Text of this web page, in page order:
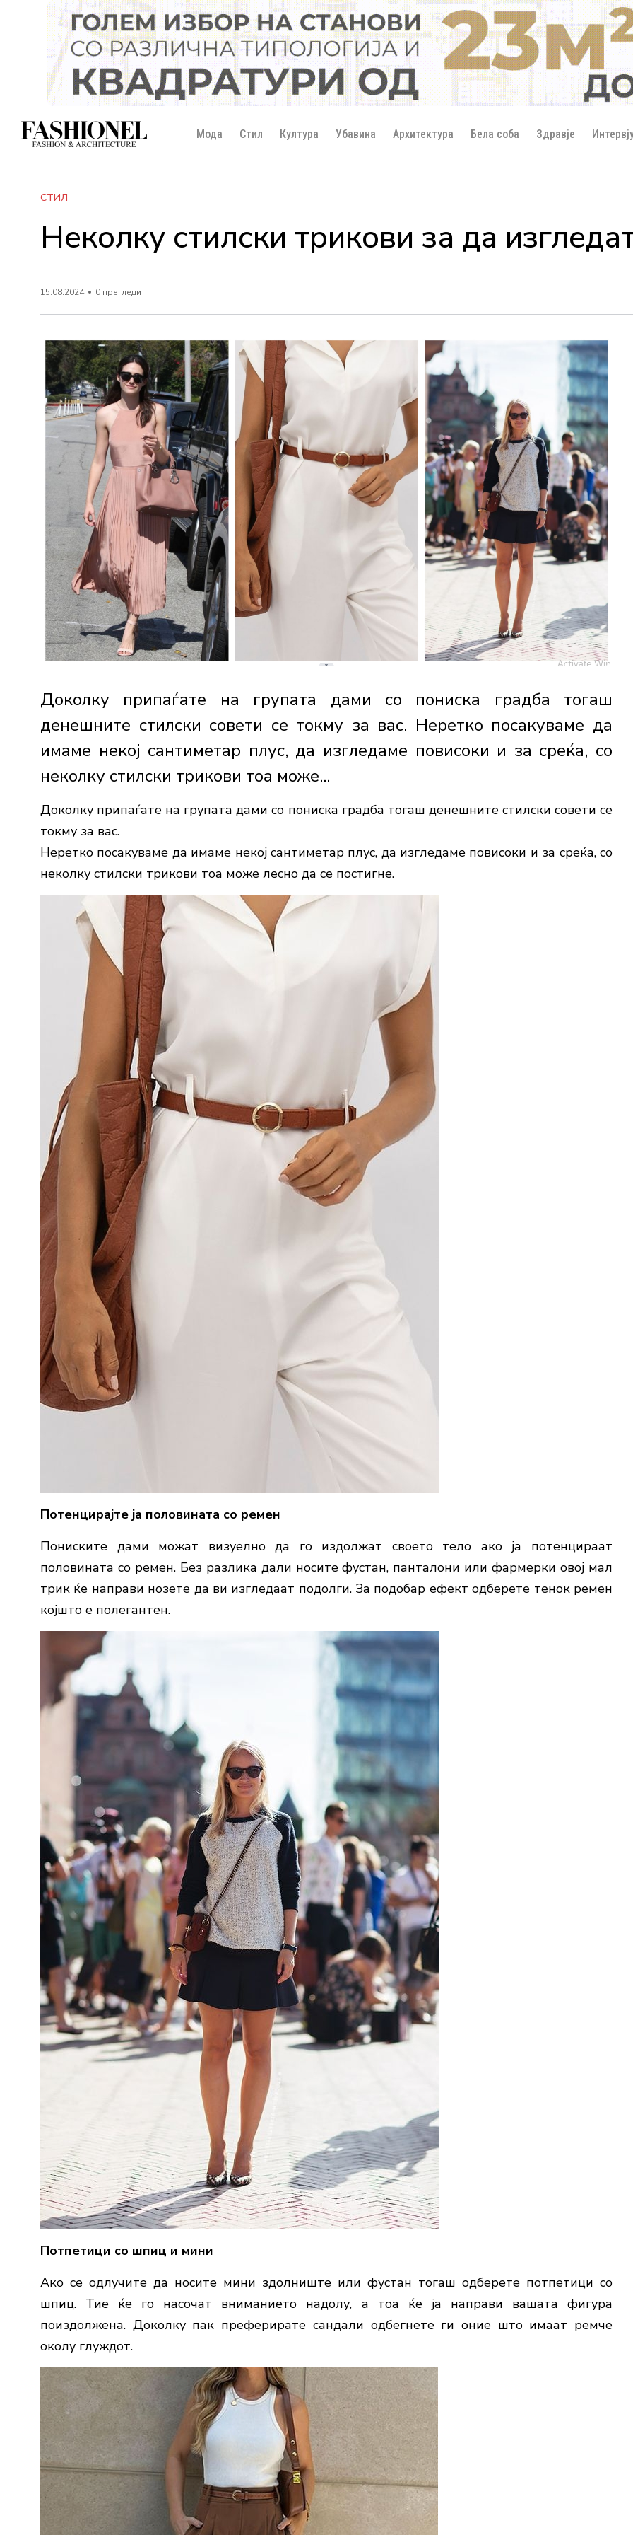
Мода Стил Култура Убавина Архитектура Бела соба Здравје
СТИЛ
Неколку стилски трикови за да
15.08.2024 0 прегледи
Доколку припаѓате на групата дами со пониска градба тогаш
денешните стилски совети се токму за вас. Неретко посакуваме да
имаме некој сантиметар плус, да изгледаме повисоки и за среќа, со
неколку стилски трикови тоа може...
Доколку припаѓате на групата дами со пониска градба тогаш денешните стилски совети се
токму за вас.
Неретко посакуваме да имаме некој сантиметар плус, да изгледаме повисоки и за среќа, со
неколку стилски трикови тоа може лесно да се постигне.
Потенцирајте ја половината со ремен
Пониските дами можат визуелно да го издолжат своето тело ако ја потенцираат
половината со ремен. Без разлика дали носите фустан, панталони или фармерки овој мал
трик ќе направи нозете да ви изгледаат подолги. За подобар ефект одберете тенок ремен
којшто е полегантен.
Потпетици со шпиц и мини
Ако се одлучите да носите мини здолниште или фустан тогаш одберете потпетици со
шпиц. Тие ќе го насочат вниманието надолу, а тоа ќе ја направи вашата фигура
поиздолжена. Доколку пак преферирате сандали одбегнете ги оние што имаат ремче
околу глуждот.